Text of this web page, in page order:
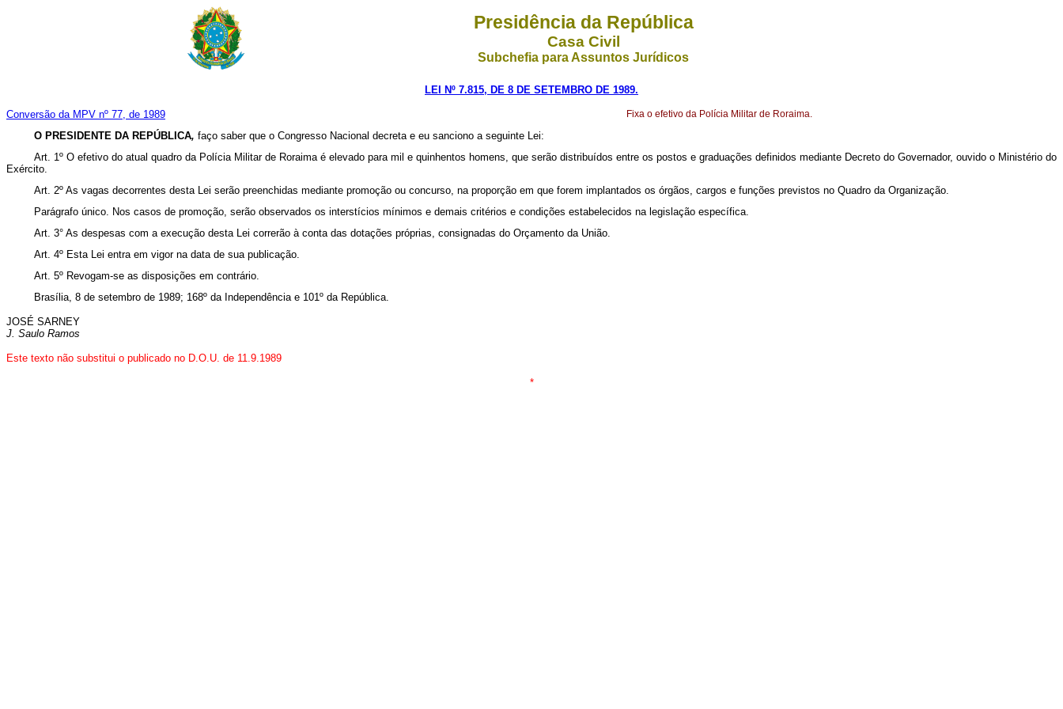
Presidência da República
Casa Civil
Subchefia para Assuntos Jurídicos
LEI Nº 7.815, DE 8 DE SETEMBRO DE 1989.
Conversão da MPV nº 77, de 1989 Fixa o efetivo da Polícia Militar de Roraima.
O PRESIDENTE DA REPÚBLICA, faço saber que o Congresso Nacional decreta e eu sanciono a seguinte Lei:
Art. 1º O efetivo do atual quadro da Polícia Militar de Roraima é elevado para mil e quinhentos homens, que serão distribuídos entre os postos e graduações definidos mediante Decreto do Governador, ouvido o Ministério do
Exército.
Art. 2º As vagas decorrentes desta Lei serão preenchidas mediante promoção ou concurso, na proporção em que forem implantados os órgãos, cargos e funções previstos no Quadro da Organização.
Parágrafo único. Nos casos de promoção, serão observados os interstícios mínimos e demais critérios e condições estabelecidos na legislação específica.
Art. 3° As despesas com a execução desta Lei correrão à conta das dotações próprias, consignadas do Orçamento da União.
Art. 4º Esta Lei entra em vigor na data de sua publicação.
Art. 5º Revogam-se as disposições em contrário.
Brasília, 8 de setembro de 1989; 168º da Independência e 101º da República.
JOSÉ SARNEY
J. Saulo Ramos
Este texto não substitui o publicado no D.O.U. de 11.9.1989
*